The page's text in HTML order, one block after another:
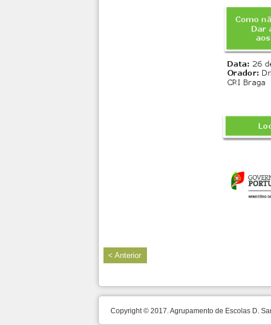
< Anterior
Copyright © 2017. Agrupamento de Escolas D.